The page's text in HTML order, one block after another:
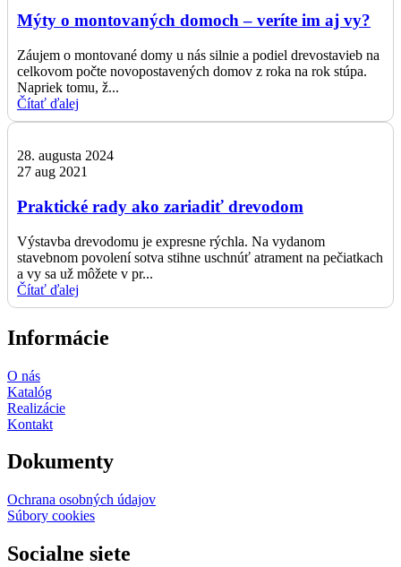
Mýty o montovaných domoch – veríte im aj vy?
Záujem o montované domy u nás silnie a podiel drevostavieb na
celkovom počte novopostavených domov z roka na rok stúpa.
Napriek tomu, ž...
Čítať ďalej
28. augusta 2024
27 aug 2021
Praktické rady ako zariadiť drevodom
Výstavba drevodomu je expresne rýchla. Na vydanom
stavebnom povolení sotva stihne uschnúť atrament na pečiatkach
a vy sa už môžete v pr...
Čítať ďalej
Informácie
O nás
Katalóg
Realizácie
Kontakt
Dokumenty
Ochrana osobných údajov
Súbory cookies
Socialne siete